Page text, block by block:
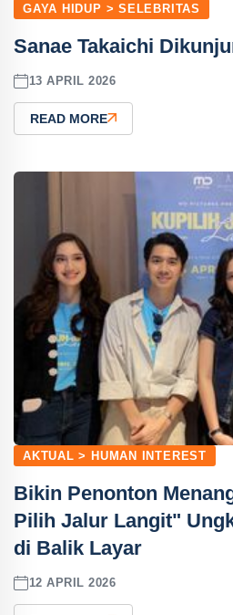
GAYA HIDUP > SELEBRITAS
Sanae Takaichi
13 APRIL 2026
READ MORE
AKTUAL > HUMAN INTEREST
Bikin Penonton
Pilih Jalur Langit"
di Balik Layar
12 APRIL 2026